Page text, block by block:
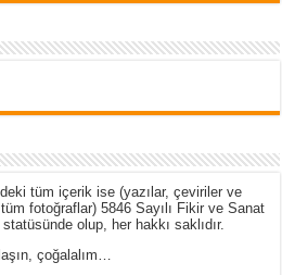
tüm içerik ise (yazılar, çeviriler ve
fotoğraflar) 5846 Sayılı Fikir ve Sanat
olup, her hakkı saklıdır.
çoğalalım…